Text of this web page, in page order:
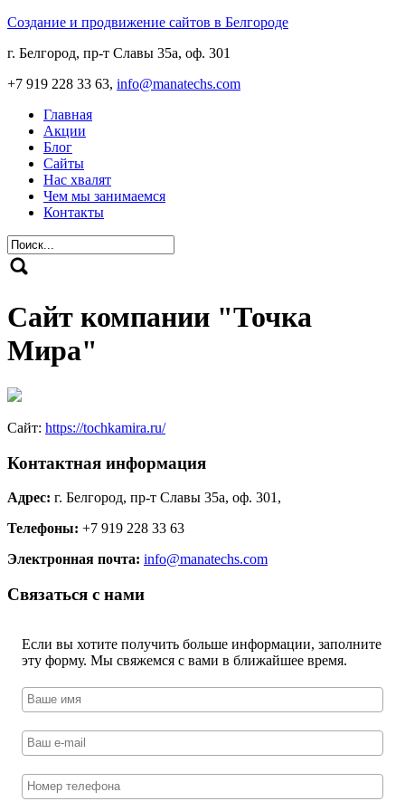
Создание и продвижение сайтов в Белгороде
г. Белгород, пр-т Славы 35а, оф. 301
+7 919 228 33 63, info@manatechs.com
Главная
Акции
Блог
Сайты
Нас хвалят
Чем мы занимаемся
Контакты
Сайт компании "Точка
Мира"
Сайт: https://tochkamira.ru/
Контактная информация
Адрес: г. Белгород, пр-т Славы 35а, оф. 301,
Телефоны: +7 919 228 33 63
Электронная почта: info@manatechs.com
Связаться с нами
Если вы хотите получить больше информации, заполните
эту форму. Мы свяжемся с вами в ближайшее время.